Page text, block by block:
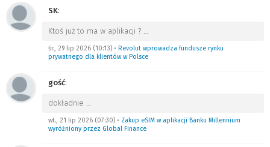
SK:
Ktoś już to ma w aplikacji ? …
śr., 29 lip 2026 (10:13) • Revolut wprowadza fundusze rynku
prywatnego dla klientów w Polsce
gość:
dokładnie …
wt., 21 lip 2026 (07:30) • Zakup eSIM w aplikacji Banku Millennium
wyróżniony przez Global Finance